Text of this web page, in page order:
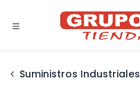
Suministros Industriales